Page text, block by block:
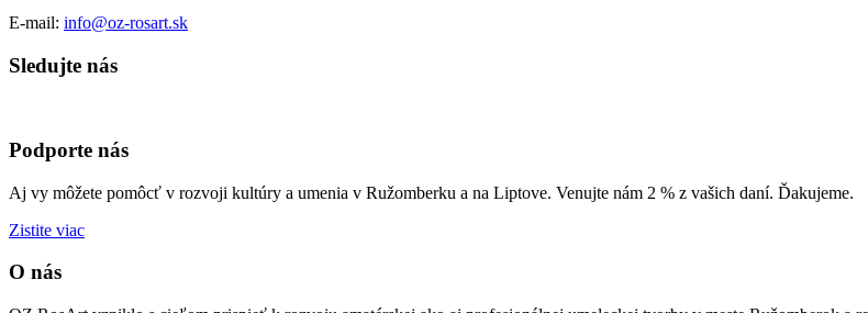
E-mail: info@oz-rosart.sk
Sledujte nás
Podporte nás
Aj vy môžete pomôcť v rozvoji kultúry a umenia v Ružomberku a na Liptove. Venujte nám 2 % z vašich daní. Ďakujeme.
Zistite viac
O nás